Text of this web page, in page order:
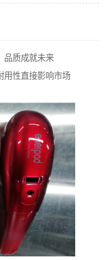
品质成就未来
用性直接影响市场